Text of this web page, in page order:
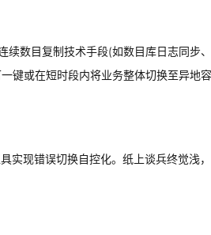
续数目复制技术手段(如数目库日志同步
键或在短时段内将业务整体切换至异地
实现错误切换自控化。纸上谈兵终觉浅